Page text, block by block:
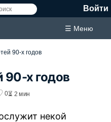
Войти
☰ Меню
90-х годов
90-х годов
0⏳ 2 мин
некой